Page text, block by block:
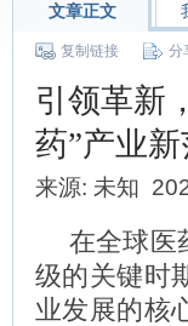
文章正文
复制链接 分
引领革新
药”产业
来源: 未知
在全球医
级的关键时
业发展的核